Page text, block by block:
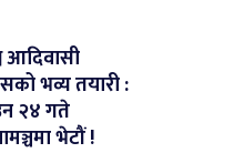
आदिवासी
भव्य तयारी :
२४ गते
भेटौं !